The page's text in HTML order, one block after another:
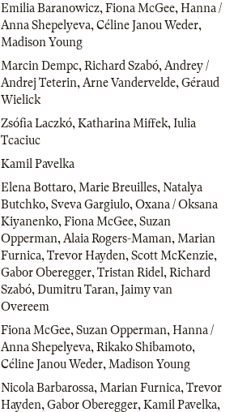
Emilia Baranowicz, Fiona McGee, Hanna /
Anna Shepelyeva, Céline Janou Weder,
Madison Young
Marcin Dempc, Richard Szabó, Andrey /
Andrej Teterin, Arne Vandervelde, Géraud
Wielick
Zsófia Laczkó, Katharina Miffek, Iulia
Tcaciuc
Kamil Pavelka
Elena Bottaro, Marie Breuilles, Natalya
Butchko, Sveva Gargiulo, Oxana / Oksana
Kiyanenko, Fiona McGee, Suzan
Opperman, Alaia Rogers-Maman, Marian
Furnica, Trevor Hayden, Scott McKenzie,
Gabor Oberegger, Tristan Ridel , Richard
Szabó, Dumitru Taran, Jaimy van
Overeem
Fiona McGee, Suzan Opperman, Hanna /
Anna Shepelyeva, Rikako Shibamoto,
Céline Janou Weder, Madison Young
Nicola Barbarossa, Marian Furnica, Trevor
Hayden, Gabor Oberegger, Kamil Pavelka,